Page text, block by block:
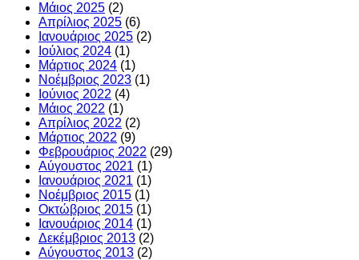
Μάιος 2025 (2)
Απρίλιος 2025 (6)
Ιανουάριος 2025 (2)
Ιούλιος 2024 (1)
Μάρτιος 2024 (1)
Νοέμβριος 2023 (1)
Ιούνιος 2022 (4)
Μάιος 2022 (1)
Απρίλιος 2022 (2)
Μάρτιος 2022 (9)
Φεβρουάριος 2022 (29)
Αύγουστος 2021 (1)
Ιανουάριος 2021 (1)
Νοέμβριος 2015 (1)
Οκτώβριος 2015 (1)
Ιανουάριος 2014 (1)
Δεκέμβριος 2013 (2)
Αύγουστος 2013 (2)